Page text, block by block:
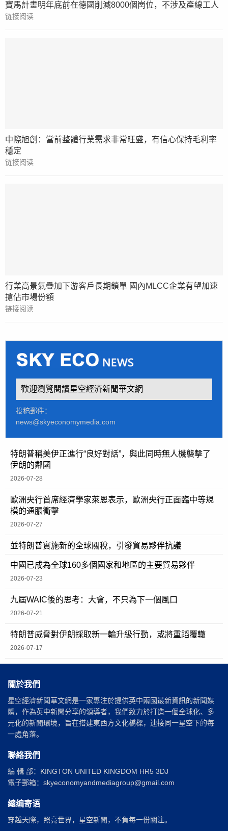
寶馬計畫明年底前在德國削減8000個崗位，不涉及產線工人
链接阅读
中際旭創：當前整體行業需求非常旺盛，有信心保持毛利率
穩定
链接阅读
行業高景氣疊加下游客戶長期鎖單 國內MLCC企業有望加速
搶佔市場份額
链接阅读
歡迎瀏覽閱讀星空經濟新聞華文網
投稿郵件：
news@skyeconomymedia.com
特朗普稱美伊正進行“良好對話”，與此同時無人機襲擊了
伊朗的鄰國
2026-07-28
歐洲央行首席經濟學家萊恩表示，歐洲央行正面臨中等規
模的通脹衝擊
2026-07-27
並特朗普實施新的全球關稅，引發貿易夥伴抗議
中國已成為全球160多個國家和地區的主要貿易夥伴
2026-07-23
九屆WAIC後的思考：大會，不只為下一個風口
2026-07-21
特朗普威脅對伊朗採取新一輪升級行動，或將重蹈覆轍
2026-07-17
關於我們
星空經濟新聞華文網是一家專注於提供英中兩國最新資訊的新聞媒
體，作為英中新聞分享的領導者，我們致力於打造一個全球化、多
元化的新聞環境，旨在搭建東西方文化橋樑，連接同一星空下的每
一處角落。
聯絡我們
編 輯 部：KINGTON UNITED KINGDOM HR5 3DJ
電子郵箱：skyeconomyandmediagroup@gmail.com
總编寄语
穿越天際，照亮世界，星空新聞，不負每一份關注。